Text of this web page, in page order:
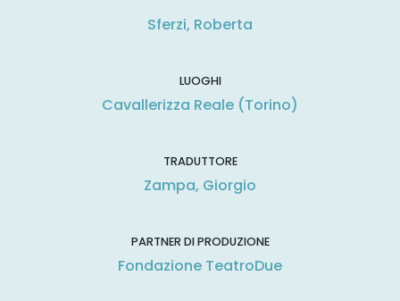
Sferzi, Roberta
LUOGHI
Cavallerizza Reale (Torino)
TRADUTTORE
Zampa, Giorgio
PARTNER DI PRODUZIONE
Fondazione TeatroDue